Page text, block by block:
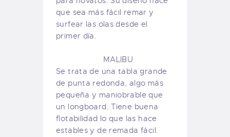
que sea más fácil remar y
surfear las olas desde el
primer día.
MALIBU
Se trata de una tabla grande
de punta redonda, algo más
pequeña y maniobrable que
un longboard. Tiene buena
flotabilidad lo que las hace
estables y de remada fácil.